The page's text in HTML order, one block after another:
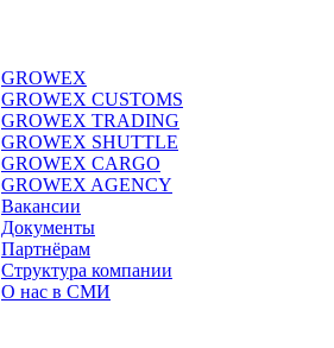
GROWEX
GROWEX CUSTOMS
GROWEX TRADING
GROWEX SHUTTLE
GROWEX CARGO
GROWEX AGENCY
Вакансии
Документы
Партнёрам
Структура компании
О нас в СМИ